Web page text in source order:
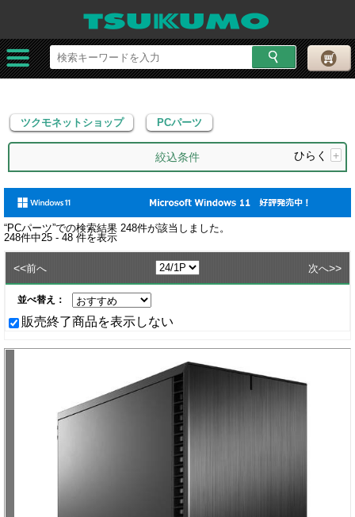
ツクモネットショップ PCパーツ
ツクモネットショップ PCパーツ
絞込条件 ひらく +
“PCパーツ”での検索結果 248件が該当しました。
248件中25 - 48 件を表示
<<前へ 次へ>>
並べ替え：
販売終了商品を表示しない